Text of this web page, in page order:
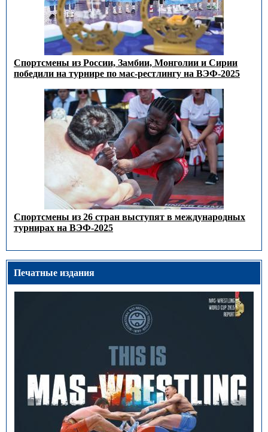
Спортсмены из России, Замбии, Монголии и Сирии
победили на турнире по мас-рестлингу на ВЭФ-2025
Спортсмены из 26 стран выступят в международных
турнирах на ВЭФ-2025
Печатные издания